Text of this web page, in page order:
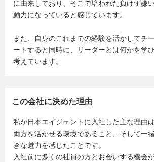
に由来しており、そこで培われた負けず嫌
動力になっていると感じています。
また、自身のこれまでの経験を活かしてチ
ートすると同時に、リーダーとは何かを学
考えています。
この会社に決めた理由
私が日本エイジェントに入社した主な理由
両方を活かせる環境であること、そして一
きな魅力を感じたことです。
入社前に多くの社員の方とお会いする機会